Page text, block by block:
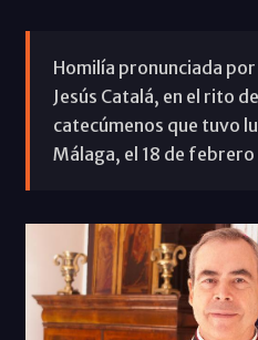
Homilía pronunciada
Jesús Catalá, en el rito
catecúmenos que tuvo
Málaga, el 18 de febrero